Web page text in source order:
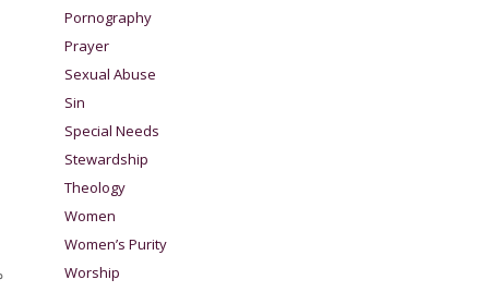
Pornography
Prayer
Sexual Abuse
Sin
Special Needs
Stewardship
Theology
Women
Women’s Purity
Worship